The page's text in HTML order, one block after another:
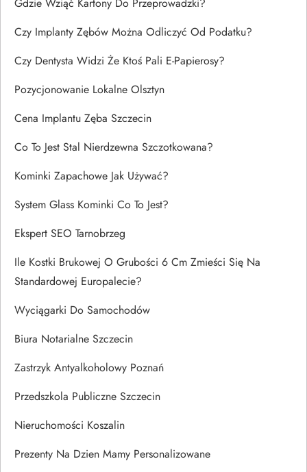
Czy Implanty Zębów Można Odliczyć Od Podatku?
Czy Dentysta Widzi Że Ktoś Pali E-Papierosy?
Pozycjonowanie Lokalne Olsztyn
Cena Implantu Zęba Szczecin
Co To Jest Stal Nierdzewna Szczotkowana?
Kominki Zapachowe Jak Używać?
System Glass Kominki Co To Jest?
Ekspert SEO Tarnobrzeg
Ile Kostki Brukowej O Grubości 6 Cm Zmieści Się Na
Standardowej Europalecie?
Wyciągarki Do Samochodów
Biura Notarialne Szczecin
Zastrzyk Antyalkoholowy Poznań
Przedszkola Publiczne Szczecin
Nieruchomości Koszalin
Prezenty Na Dzien Mamy Personalizowane